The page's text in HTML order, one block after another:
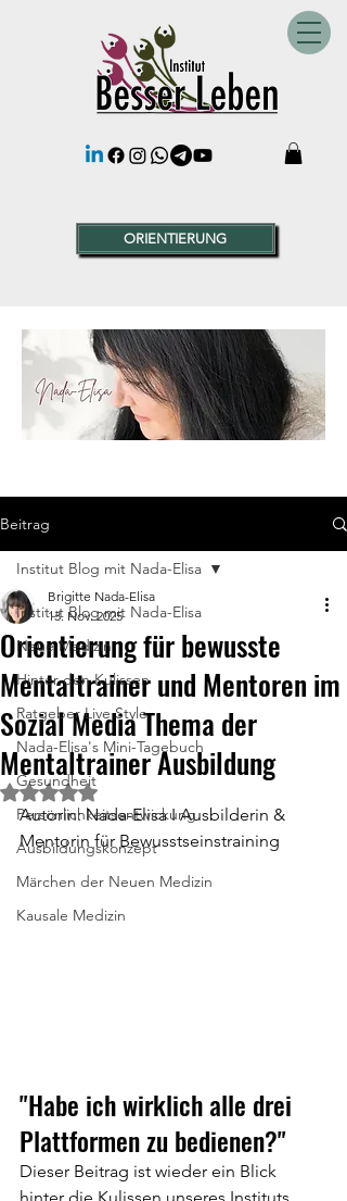
ORIENTIERUNG
Beitrag
Institut Blog mit Nada-Elisa
Neue Medizin
Hinter den Kulissen
Ratgeber Live Style
Nada-Elisa's Mini-Tagebuch
Gesundheit
Persönlichkeitsentwickung
Ausbildungskonzept
Märchen der Neuen Medizin
Kausale Medizin
Institut Blog mit Nada-Elisa
Orientierung für bewusste
Mentaltrainer und Mentoren im
Sozial Media Thema der
Mentaltrainer Ausbildung
Brigitte Nada-Elisa
13. Nov. 2025
Mit NaN von 5 Sternen bewertet.
Autorin: Nada-Elisa I Ausbilderin &
Mentorin für Bewusstseinstraining
"Habe ich wirklich alle drei
Plattformen zu bedienen?"
Dieser Beitrag ist wieder ein Blick
hinter die Kulissen unseres Instituts